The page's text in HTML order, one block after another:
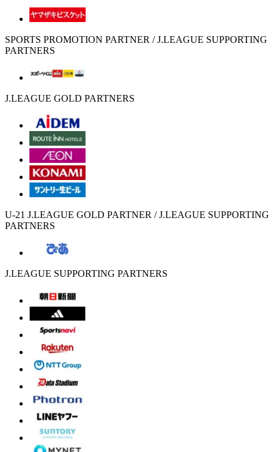
SPORTS PROMOTION PARTNER / J.LEAGUE SUPPORTING
PARTNERS
J.LEAGUE GOLD PARTNERS
U-21 J.LEAGUE GOLD PARTNER / J.LEAGUE SUPPORTING
PARTNERS
J.LEAGUE SUPPORTING PARTNERS